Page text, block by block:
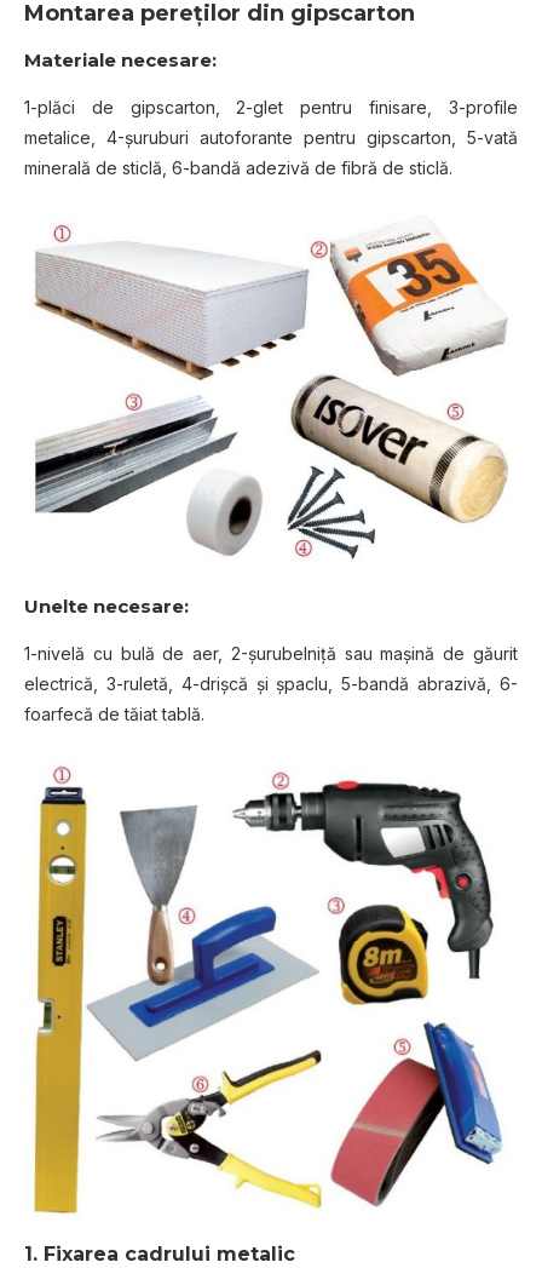
Montarea pereţilor din gipscarton
Materiale necesare:
1-plăci de gipscarton, 2-glet pentru finisare, 3-profile
metalice, 4-şuruburi autoforante pentru gipscarton, 5-vată
minerală de sticlă, 6-bandă adezivă de fibră de sticlă.
Unelte necesare:
1-nivelă cu bulă de aer, 2-şurubelniţă sau maşină de găurit
electrică, 3-ruletă, 4-drişcă şi şpaclu, 5-bandă abrazivă, 6-
foarfecă de tăiat tablă.
1. Fixarea cadrului metalic